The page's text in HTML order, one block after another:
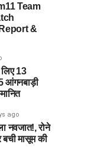
Team
&
13
आंगनबाड़ी
ago
नवजात!, रोने
मासूम की